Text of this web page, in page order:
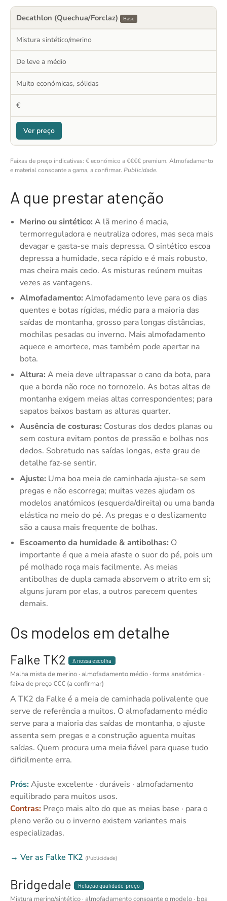
Decathlon (Quechua/Forclaz) Base
Mistura sintético/merino
De leve a médio
Muito económicas, sólidas
€
Ver preço
Faixas de preço indicativas: € económico a €€€€ premium. Almofadamento
e material consoante a gama, a confirmar. Publicidade.
A que prestar atenção
Merino ou sintético: A lã merino é macia,
termorreguladora e neutraliza odores, mas seca mais
devagar e gasta-se mais depressa. O sintético escoa
depressa a humidade, seca rápido e é mais robusto,
mas cheira mais cedo. As misturas reúnem muitas
vezes as vantagens.
Almofadamento: Almofadamento leve para os dias
quentes e botas rígidas, médio para a maioria das
saídas de montanha, grosso para longas distâncias,
mochilas pesadas ou inverno. Mais almofadamento
aquece e amortece, mas também pode apertar na
bota.
Altura: A meia deve ultrapassar o cano da bota, para
que a borda não roce no tornozelo. As botas altas de
montanha exigem meias altas correspondentes; para
sapatos baixos bastam as alturas quarter.
Ausência de costuras: Costuras dos dedos planas ou
sem costura evitam pontos de pressão e bolhas nos
dedos. Sobretudo nas saídas longas, este grau de
detalhe faz-se sentir.
Ajuste: Uma boa meia de caminhada ajusta-se sem
pregas e não escorrega; muitas vezes ajudam os
modelos anatómicos (esquerda/direita) ou uma banda
elástica no meio do pé. As pregas e o deslizamento
são a causa mais frequente de bolhas.
Escoamento da humidade & antibolhas: O
importante é que a meia afaste o suor do pé, pois um
pé molhado roça mais facilmente. As meias
antibolhas de dupla camada absorvem o atrito em si;
alguns juram por elas, a outros parecem quentes
demais.
Os modelos em detalhe
Falke TK2 A nossa escolha
Malha mista de merino · almofadamento médio · forma anatómica ·
faixa de preço €€€ (a confirmar)
A TK2 da Falke é a meia de caminhada polivalente que
serve de referência a muitos. O almofadamento médio
serve para a maioria das saídas de montanha, o ajuste
assenta sem pregas e a construção aguenta muitas
saídas. Quem procura uma meia fiável para quase tudo
dificilmente erra.
Prós:Ajuste excelente · duráveis · almofadamento
equilibrado para muitos usos.
Contras: Preço mais alto do que as meias base · para o
pleno verão ou o inverno existem variantes mais
especializadas.
→ Ver as Falke TK2 (Publicidade)
Bridgedale Relação qualidade-preço
Mistura merino/sintético · almofadamento consoante o modelo · boa